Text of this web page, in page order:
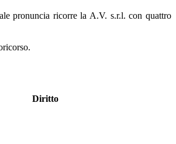
pronuncia ricorre la A.V. s.r.l. con quattro
Diritto